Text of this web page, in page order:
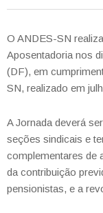
O ANDES-SN
Aposentadoria nos
(DF), em
SN, realizado em
A Jornada deverá
seções sindicais e
complementares de
da contribuição
pensionistas, e a